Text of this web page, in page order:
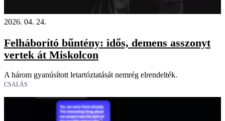
2026. 04. 24.
Felháborító bűntény: idős, demens asszonyt
vertek át Miskolcon
A három gyanúsított letartóztatását nemrég elrendelték.
CSALÁS